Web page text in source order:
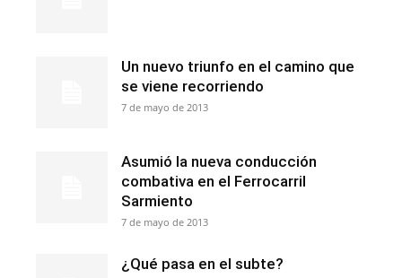
Un nuevo triunfo en el camino que
se viene recorriendo
7 de mayo de 2013
Asumió la nueva conducción
combativa en el Ferrocarril
Sarmiento
7 de mayo de 2013
¿Qué pasa en el subte?